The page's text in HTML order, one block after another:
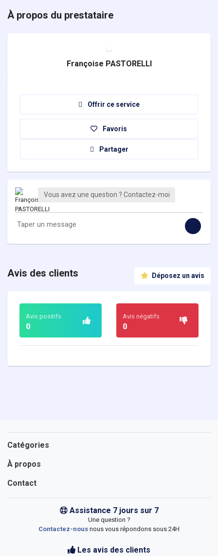
À propos du prestataire
Françoise PASTORELLI
Offrir ce service
Favoris
Partager
Vous avez une question ? Contactez-moi
Déposez un avis
Avis des clients
Avis positifs
0
Avis négatifs
0
Catégories
À propos
Contact
Assistance 7 jours sur 7
Une question ?
Contactez-nous nous vous répondons sous 24H
Les avis des clients